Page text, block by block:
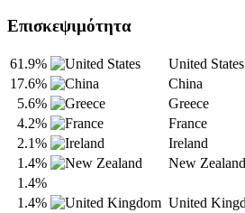
Επισκεψιμότητα
61.9%
United States
17.6%
China
5.6%
Greece
4.2%
France
2.1%
Ireland
1.4%
New Zealand
1.4%
1.4%
United